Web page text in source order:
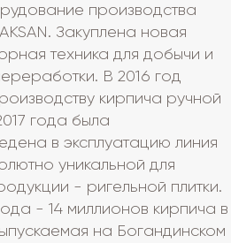
производства
Закуплена новая
техника для добычи и
В 2016 год
кирпича ручной
года была
в эксплуатацию линия
уникальной для
- ригельной плитки.
- 14 миллионов кирпича в
на Богандинском